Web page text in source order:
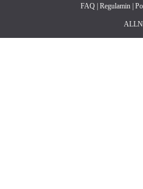
FAQ| Regulamin|